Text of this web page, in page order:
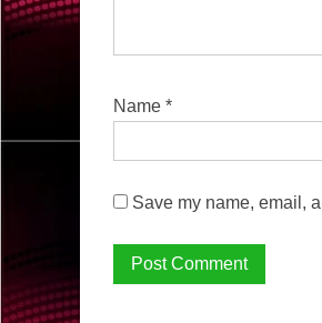
Name *
Save my name, email,